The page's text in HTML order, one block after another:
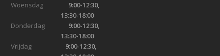
Woensdag
9:00-12:30,
13:30-18:00
Donderdag 9:00-12:30,
13:30-18:00
Vrijdag 9:00-12:30,